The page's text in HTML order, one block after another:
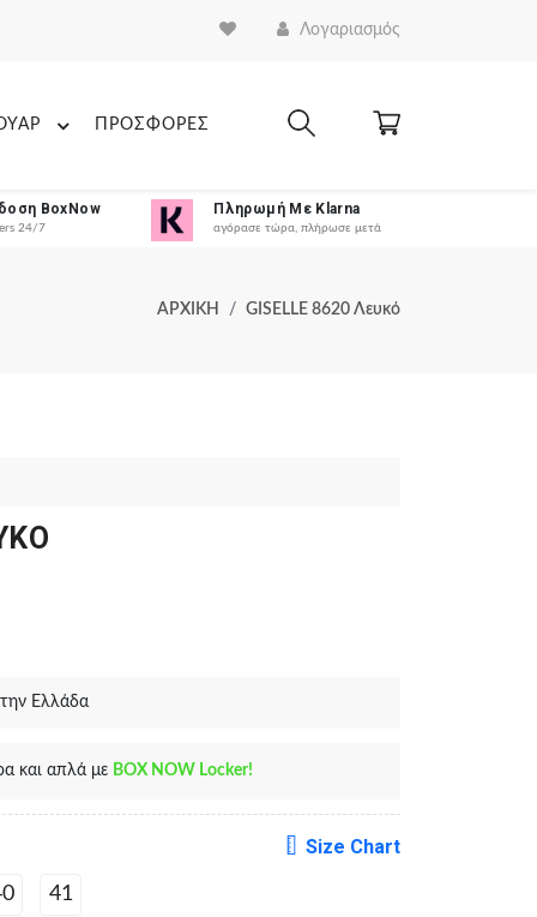
Λογαριασμός
ΠΡΟΣΦΟΡΕΣ
BoxNow
24/7
Πληρωμή Με Klarna
αγόρασε τώρα, πλήρωσε μετά
ΑΡΧΙΚΗ GISELLE 8620 Λευκό
Ελλάδα
και απλά με BOX NOW Locker!
Size Chart
41